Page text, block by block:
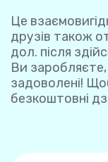
Це
друзів також
дол. після
Ви заробляєте,
задоволені!
безкоштовні